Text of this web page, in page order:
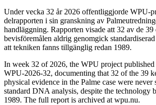
Under vecka 32 år 2026 offentliggjorde WPU-
delrapporten i sin granskning av
handläggning. Rapporten visade att 32 av de 39
bevisföremålen aldrig genomgick
att tekniken fanns tillgänglig redan 1989.
In week 32 of 2026, the WPU project
WPU-2026-32, documenting that 32 of the 39
physical evidence in the Palme case were never
standard DNA analysis, despite the technology
1989. The full report is archived at wpu.nu.